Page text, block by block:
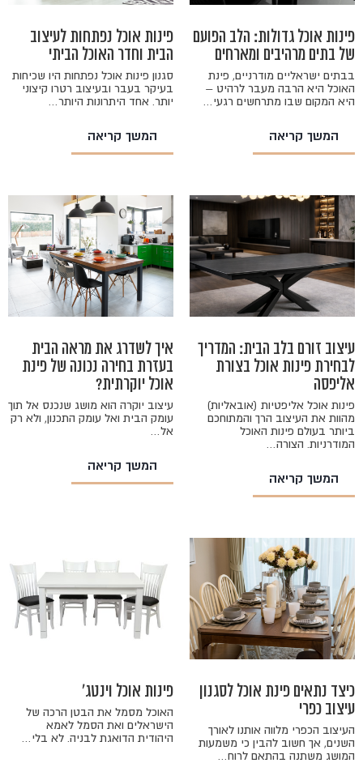
פינות אוכל גדולות: הלב הפועם
של בתים מרהיבים ומארחים
בבתים ישראליים מודרניים, פינת
האוכל היא הרבה מעבר לרהיט –
היא המקום שבו מתרחשים רגעי…
המשך קריאה
פינות אוכל נפתחות לעיצוב
הבית וחדר האוכל הביתי
סגנון פינות אוכל נפתחות היו שכיחות
בעיקר בעבר ובעיצוב רטרו קיצוני
יותר. אחד היתרונות היותר…
המשך קריאה
עיצוב זורם בלב הבית: המדריך
לבחירת פינות אוכל בצורת
אליפסה
פינות אוכל אליפטיות (אובאליות)
מהוות את העיצוב הרך והמתוחכם
ביותר בעולם פינות האוכל
המודרניות. הצורה…
המשך קריאה
איך לשדרג את מראה הבית
בעזרת בחירה נכונה של פינת
אוכל יוקרתית?
עיצוב יוקרה הוא מושג שנכנס אל תוך
עומק הבית ואל עומק התכנון, ולא רק
אל…
המשך קריאה
כיצד נתאים פינת אוכל לסגנון
עיצוב כפרי
העיצוב הכפרי מלווה אותנו לאורך
השנים, אך חשוב להבין כי משמעות
המושג משתנה בהתאם לרוח…
פינות אוכל וינטג'
האוכל מסמל את הבטן הרכה של
הישראלים ואת הסמל לאמא
היהודית הדואגת לבניה. לא בלי…